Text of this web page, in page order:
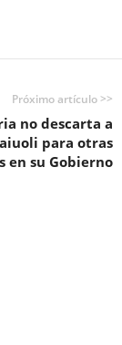
Próximo artículo >>
no descarta a
para otras
en su Gobierno